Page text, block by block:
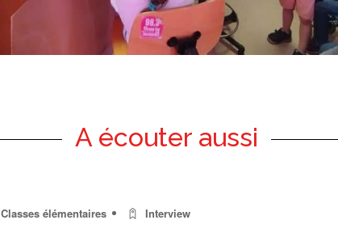
A écouter aussi
Classes élémentaires Interview